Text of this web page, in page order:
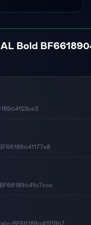
Bold
BF66189041219b7